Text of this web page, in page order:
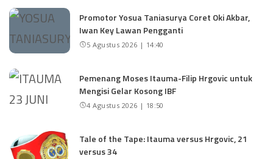
Promotor Yosua Taniasurya Coret Oki Akbar,
Iwan Key Lawan Pengganti
5 Agustus 2026 | 14:40
Pemenang Moses Itauma-Filip Hrgovic untuk
Mengisi Gelar Kosong IBF
4 Agustus 2026 | 18:50
Tale of the Tape: Itauma versus Hrgovic, 21
versus 34